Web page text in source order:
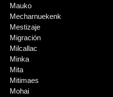
Mauko
Mecharnuekenk
Mestizaje
Migración
Milcallac
Minka
Mita
Mitimaes
Mohai